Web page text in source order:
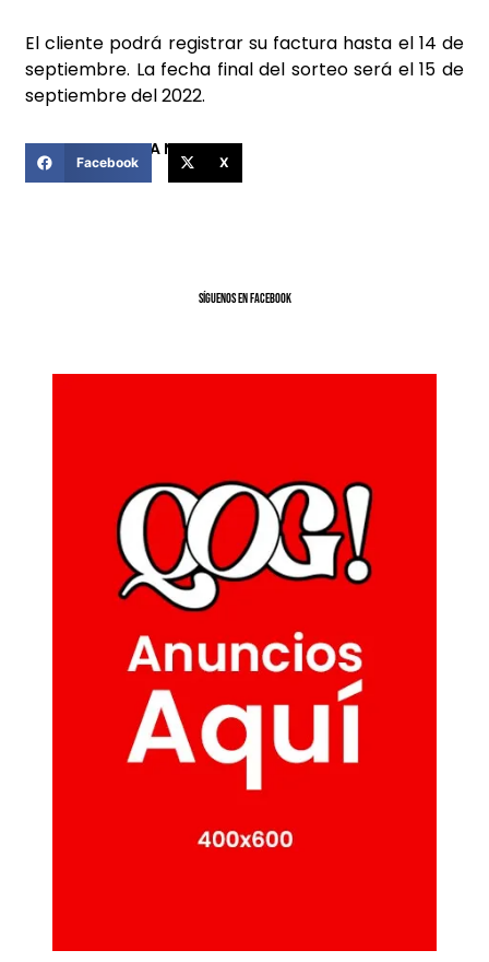
El cliente podrá registrar su factura hasta el 14 de
septiembre. La fecha final del sorteo será el 15 de
septiembre del 2022.
COMPARTIR ESTA NOTICIA
Facebook X
SíGUENOS EN FACEBOOK